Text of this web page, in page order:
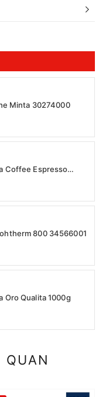
Minta 30274000
Coffee Espresso
2027
800 34566001
Oro Qualita 1000g
QUAN